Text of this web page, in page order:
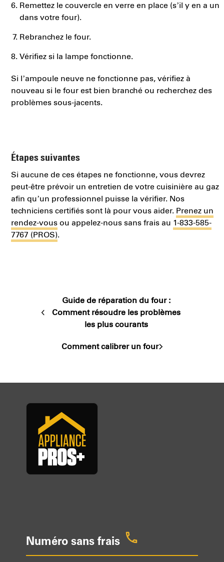
Remettez le couvercle en verre en place (s’il y en a un
dans votre four).
Rebranchez le four.
Vérifiez si la lampe fonctionne.
Si l’ampoule neuve ne fonctionne pas, vérifiez à
nouveau si le four est bien branché ou recherchez des
problèmes sous-jacents.
Étapes suivantes
Si aucune de ces étapes ne fonctionne, vous devrez
peut-être prévoir un entretien de votre cuisinière au gaz
afin qu’un professionnel puisse la vérifier. Nos
techniciens certifiés sont là pour vous aider. Prenez un
rendez-vous ou appelez-nous sans frais au 1-833-585-
7767 (PROS).
previous
Guide de réparation du four :
Comment résoudre les problèmes
les plus courants
next
Comment calibrer un four
Numéro sans frais